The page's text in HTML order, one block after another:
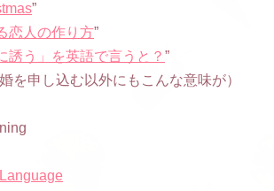
”
恋人の作り方”
誘う」を英語で言うと？ ”
を申し込む以外にもこんな意味が）